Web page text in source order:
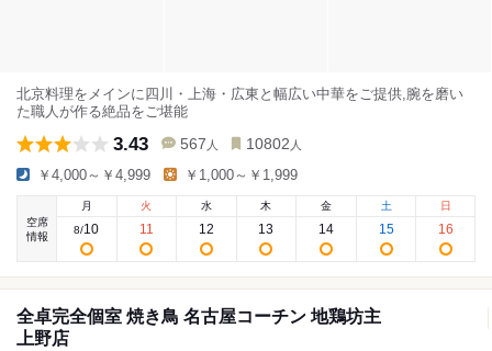
北京料理をメインに四川・上海・広東と幅広い中華をご提供,腕を磨い
た職人が作る絶品をご堪能
3.43 567 人 10802 人
￥4,000～￥4,999 ￥1,000～￥1,999
空席
情報
月
8/10
火
11
水
12
木
13
金
14
土
15
日
16
全卓完全個室 焼き鳥 名古屋コーチン 地鶏坊主
上野店